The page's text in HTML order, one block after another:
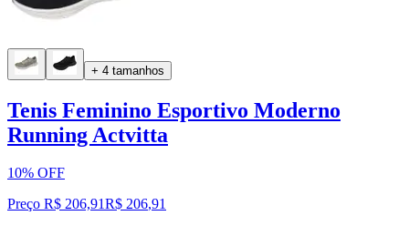
+ 4 tamanhos
Tenis Feminino Esportivo Moderno
Running Actvitta
10% OFF
Preço R$ 206,91R$ 206,91